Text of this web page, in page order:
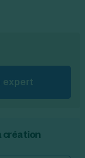
expert
création